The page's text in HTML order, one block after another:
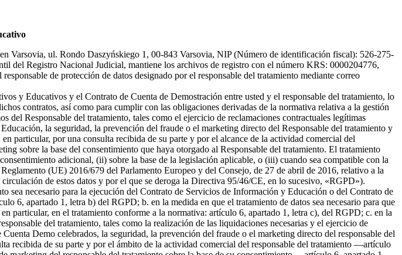
Varsovia, ul. Rondo Daszyńskiego 1, 00-843 Varsovia, NIP (Número de identificación fiscal): 526-275-
del Registro Nacional Judicial, mantiene los archivos de registro con el número KRS: 0000204776,
de protección de datos designado por el responsable del tratamiento mediante correo
y Educativos y el Contrato de Cuenta de Demostración entre usted y el responsable del tratamiento, lo
contratos, así como para cumplir con las obligaciones derivadas de la normativa relativa a la gestión
del Responsable del tratamiento, tales como el ejercicio de reclamaciones contractuales legítimas
la seguridad, la prevención del fraude o el marketing directo del Responsable del tratamiento y
particular, por una consulta recibida de su parte y por el alcance de la actividad comercial del
sobre la base del consentimiento que haya otorgado al Responsable del tratamiento. El tratamiento
adicional, (ii) sobre la base de la legislación aplicable, o (iii) cuando sea compatible con la
(UE) 2016/679 del Parlamento Europeo y del Consejo, de 27 de abril de 2016, relativo a la
de estos datos y por el que se deroga la Directiva 95/46/CE, en lo sucesivo, «RGPD»).
sea necesario para la ejecución del Contrato de Servicios de Información y Educación o del Contrato de
6, apartado 1, letra b) del RGPD; b. en la medida en que el tratamiento de datos sea necesario para que
particular, en el tratamiento conforme a la normativa: artículo 6, apartado 1, letra c), del RGPD; c. en la
del tratamiento, tales como la realización de las liquidaciones necesarias y el ejercicio de
Demo celebrados, la seguridad, la prevención del fraude o el marketing directo del responsable del
recibida de su parte y por el ámbito de la actividad comercial del responsable del tratamiento —artículo